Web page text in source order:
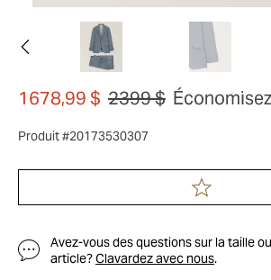
1678,99 $ 2399 $
Produit #20173530307
Avez-vous des questions sur la taille
article?Clavardez avec nous.